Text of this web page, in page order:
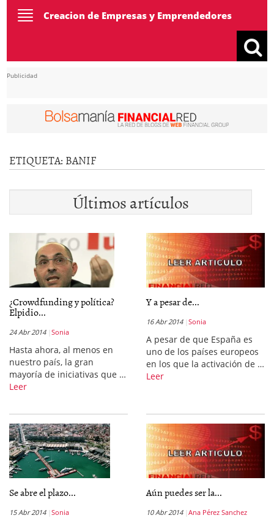
ToggleCreacion de Empresas y Emprendedores
Publicidad
ETIQUETA: BANIF
Últimos artículos
¿Crowdfunding y política?
Elpidio...
24 Abr 2014 Sonia
Hasta ahora, al menos en
nuestro país, la gran
mayoría de iniciativas que …
Leer
Y a pesar de...
16 Abr 2014 Sonia
A pesar de que España es
uno de los países europeos
en los que la activación de …
Leer
Se abre el plazo...
15 Abr 2014 Sonia
Aún puedes ser la...
10 Abr 2014 Ana Pérez Sanchez